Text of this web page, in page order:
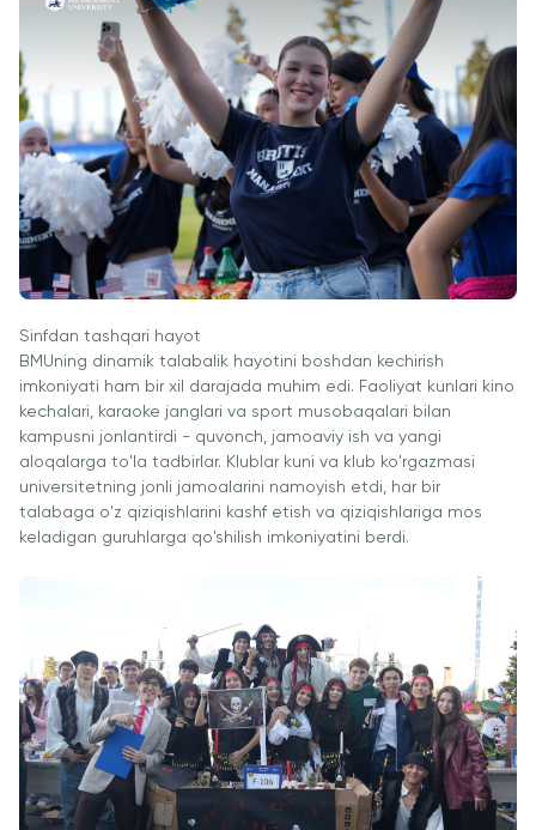
Sinfdan tashqari hayot
BMUning dinamik talabalik hayotini boshdan kechirish
imkoniyati ham bir xil darajada muhim edi. Faoliyat kunlari kino
kechalari, karaoke janglari va sport musobaqalari bilan
kampusni jonlantirdi - quvonch, jamoaviy ish va yangi
aloqalarga to'la tadbirlar. Klublar kuni va klub ko'rgazmasi
universitetning jonli jamoalarini namoyish etdi, har bir
talabaga o'z qiziqishlarini kashf etish va qiziqishlariga mos
keladigan guruhlarga qo'shilish imkoniyatini berdi.